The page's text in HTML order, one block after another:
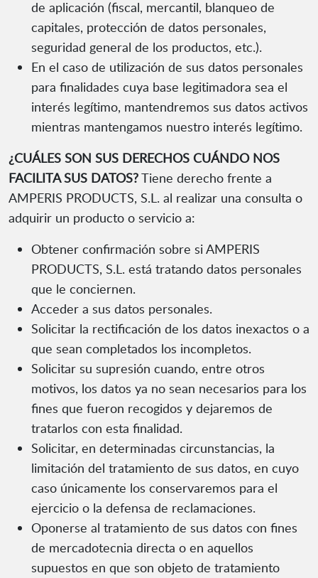
de aplicación (fiscal, mercantil, blanqueo de
capitales, protección de datos personales,
seguridad general de los productos, etc.).
En el caso de utilización de sus datos personales
para finalidades cuya base legitimadora sea el
interés legítimo, mantendremos sus datos activos
mientras mantengamos nuestro interés legítimo.
¿CUÁLES SON SUS DERECHOS CUÁNDO NOS
FACILITA SUS DATOS?Tiene derecho frente a
AMPERIS PRODUCTS, S.L. al realizar una consulta o
adquirir un producto o servicio a:
Obtener confirmación sobre si AMPERIS
PRODUCTS, S.L. está tratando datos personales
que le conciernen.
Acceder a sus datos personales.
Solicitar la rectificación de los datos inexactos o a
que sean completados los incompletos.
Solicitar su supresión cuando, entre otros
motivos, los datos ya no sean necesarios para los
fines que fueron recogidos y dejaremos de
tratarlos con esta finalidad.
Solicitar, en determinadas circunstancias, la
limitación del tratamiento de sus datos, en cuyo
caso únicamente los conservaremos para el
ejercicio o la defensa de reclamaciones.
Oponerse al tratamiento de sus datos con fines
de mercadotecnia directa o en aquellos
supuestos en que son objeto de tratamiento